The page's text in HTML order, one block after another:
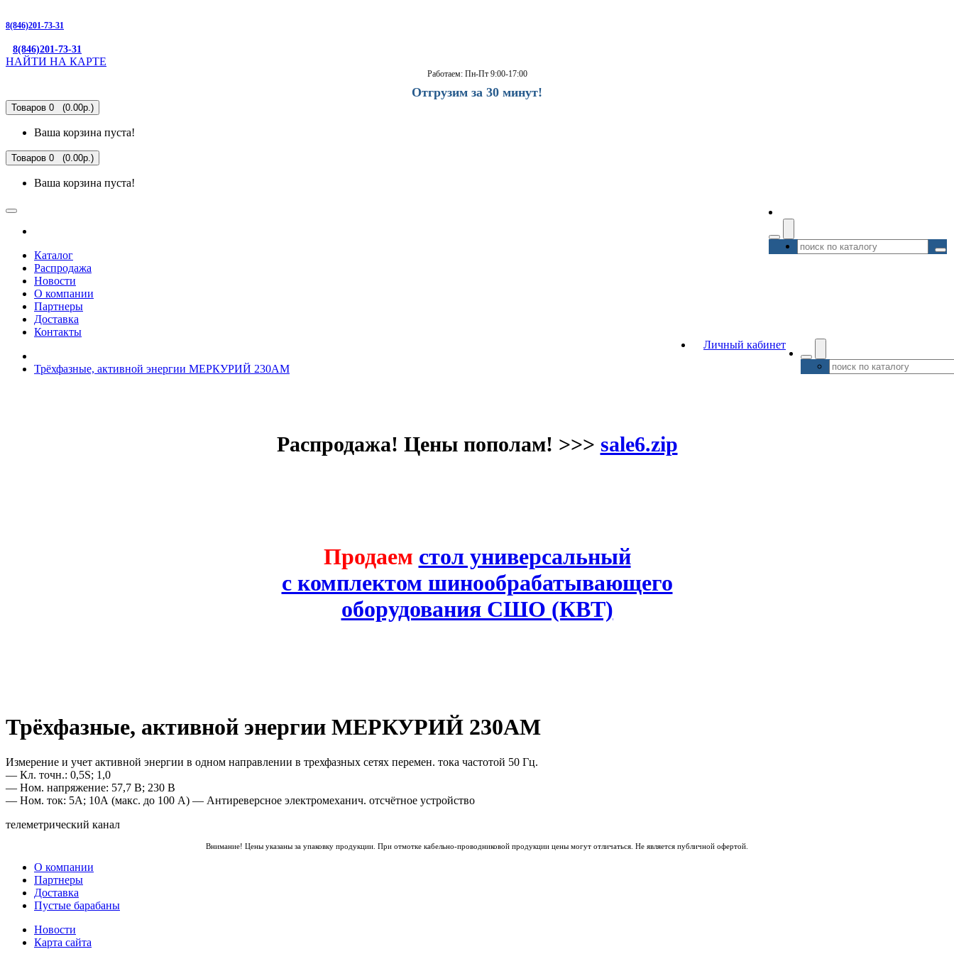
8(846)201-73-31
8(846)201-73-31
НАЙТИ НА КАРТЕ
Работаем: Пн-Пт 9:00-17:00
Отгрузим за 30 минут!
Товаров 0 (0.00р.)
Ваша корзина пуста!
Товаров 0 (0.00р.)
Ваша корзина пуста!
Каталог
Распродажа
Новости
О компании
Партнеры
Доставка
Контакты
Личный кабинет
Трёхфазные, активной энергии МЕРКУРИЙ 230AM
Распродажа! Цены пополам! >>> sale6.zip
Продаем стол универсальный
с комплектом шинообрабатывающего
оборудования СШО (КВТ)
Трёхфазные, активной энергии МЕРКУРИЙ 230AM
Измерение и учет активной энергии в одном направлении в трехфазных сетях перемен. тока частотой 50 Гц.
— Кл. точн.: 0,5S; 1,0
— Ном. напряжение: 57,7 В; 230 В
— Ном. ток: 5А; 10А (макс. до 100 А) — Антиреверсное электромеханич. отсчётное устройство
телеметрический канал
Внимание! Цены указаны за упаковку продукции. При отмотке кабельно-проводниковой продукции цены могут отличаться. Не является публичной офертой.
О компании
Партнеры
Доставка
Пустые барабаны
Новости
Карта сайта